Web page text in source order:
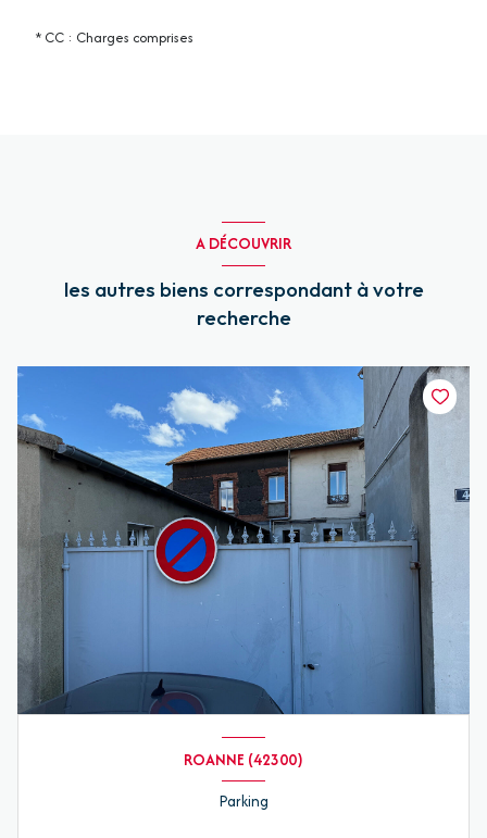
* CC : Charges comprises
A DÉCOUVRIR
les autres biens correspondant à votre
recherche
ROANNE (42300)
Parking